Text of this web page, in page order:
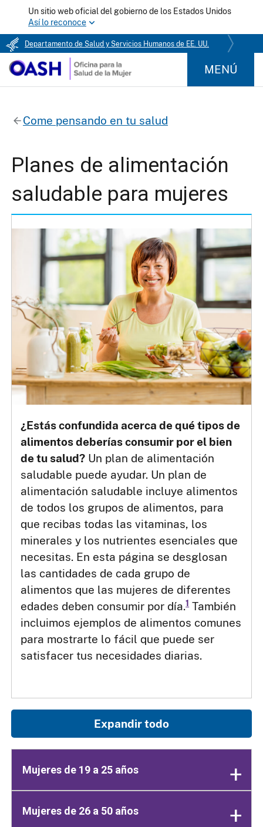
Un sitio web oficial del gobierno de los Estados Unidos
Así lo reconoce
Departamento de Salud y Servicios Humanos de EE. UU.
MENÚ
Come pensando en tu salud
Planes de alimentación
saludable para mujeres
¿Estás confundida acerca de qué tipos de
alimentos deberías consumir por el bien
de tu salud? Un plan de alimentación
saludable puede ayudar. Un plan de
alimentación saludable incluye alimentos
de todos los grupos de alimentos, para
que recibas todas las vitaminas, los
minerales y los nutrientes esenciales que
necesitas. En esta página se desglosan
las cantidades de cada grupo de
alimentos que las mujeres de diferentes
edades deben consumir por día.1También
incluimos ejemplos de alimentos comunes
para mostrarte lo fácil que puede ser
satisfacer tus necesidades diarias.
Expandir todo
Mujeres de 19 a 25 años
Mujeres de 26 a 50 años